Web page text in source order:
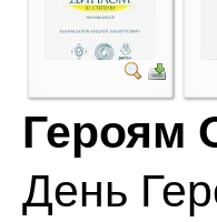
Героям
День